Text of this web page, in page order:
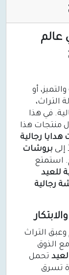
عالم
أو
التراث،
في هذا
منتجات هذا
رجالية
إلى بروشات
استمتع
للعيد
رجالية
التراث
الذوق
تحمل
تسرق